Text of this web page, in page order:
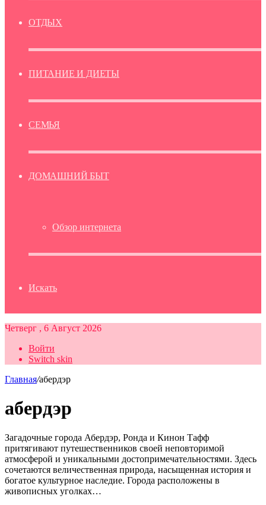
ОТДЫХ
ПИТАНИЕ И ДИЕТЫ
СЕМЬЯ
ДОМАШНИЙ БЫТ
Обзор интернета
Искать
Четверг , 6 Август 2026
Войти
Switch skin
Главная/абердэр
абердэр
Загадочные города Абердэр, Ронда и Кинон Тафф
притягивают путешественников своей неповторимой
атмосферой и уникальными достопримечательностями. Здесь
сочетаются величественная природа, насыщенная история и
богатое культурное наследие. Города расположены в
живописных уголках…